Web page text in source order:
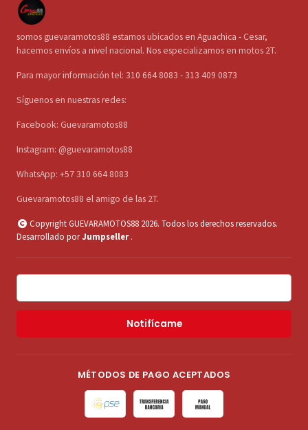
somos guevaramotos88 estamos ubicados en Aguachica - Cesar,
hacemos envíos a nivel nacional. Nos especializamos en motos 2T.
Para mayor información tel: 310 664 8083 - 313 409 0873
Síguenos en nuestras redes:
Facebook: Guevaramotos88
Instagram: @guevaramotos88
WhatsApp: +57 310 664 8083
Guevaramotos88 el amigo de las 2T.
Copyright GUEVARAMOTOS88 2026. Todos los derechos reservados.
Desarrollado porJumpseller .
Notifícame
MÉTODOS DE PAGO ACEPTADOS